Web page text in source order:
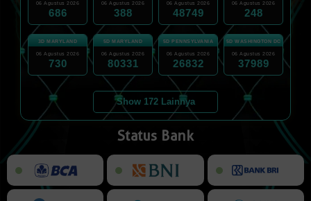
06 Agustus 2026
686
06 Agustus 2026
388
06 Agustus 2026
48749
06 Agustus 2026
248
3D MARYLAND
06 Agustus 2026
730
5D MARYLAND
06 Agustus 2026
80331
5D PENNSYLVANIA
06 Agustus 2026
26832
5D WASHINGTON DC
06 Agustus 2026
37989
Show 172 Lainnya
Status Bank